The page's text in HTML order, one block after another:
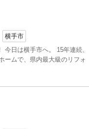
横手市
今日は横手市へ。 15年連続、
ームで、県内最大級のリフォ